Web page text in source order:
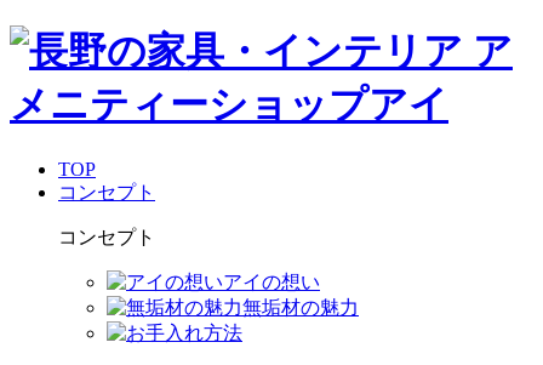
TOP
コンセプト
コンセプト
アイの想い
無垢材の魅力